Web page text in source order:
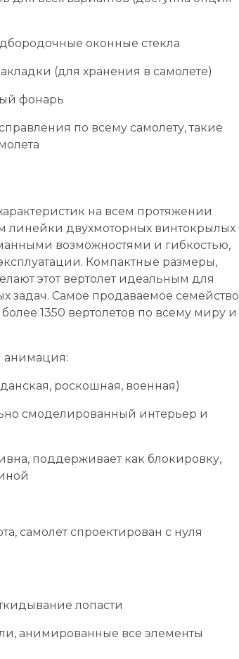
оконные стекла
(для хранения в самолете)
фонарь
по всему самолету, такие
на всем протяжении
линейки двухмоторных винтокрылых
возможностями и гибкостью,
Компактные размеры,
этот вертолет идеальным для
задач. Самое продаваемое семейство
более 1350 вертолетов по всему миру и
анимация:
роскошная, военная)
смоделированный интерьер и
поддерживает как блокировку,
самолет спроектирован с нуля
лопасти
анимированные все элементы